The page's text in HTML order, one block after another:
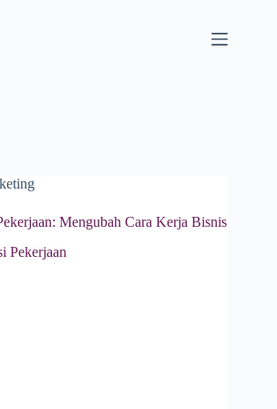
Mengubah Cara Kerja Bisnis